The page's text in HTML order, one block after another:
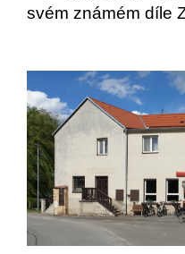
svém známém díle